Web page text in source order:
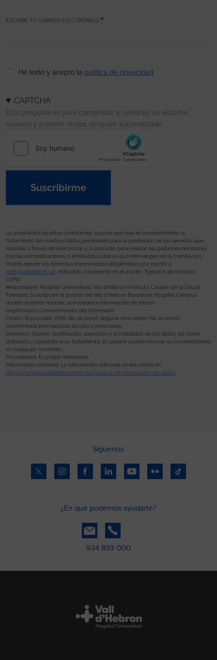
ESCRIBE TU CORREO ELECTRÓNICO
He leído y acepto la política de privacidad
CAPTCHA
Esta pregunta es para comprobar si usted es un visitante
humano y prevenir envíos de spam automatizado.
Suscribirme
La aceptación de estas condiciones supone que dais el consentimiento al
tratamiento de vuestros datos personales para la prestación de los servicios que
solicitáis a través de este portal y, si procede, para realizar las gestiones necesarias
con las administraciones o entidades públicas que intervengan en la tramitación.
Podéis ejercer los derechos mencionados dirigiéndoos por escrito a
web@vallhebron.cat, indicando claramente en el asunto “Ejercicio de derecho
LOPD”.
Responsable: Hospital Universitario Vall d’Hebron (Instituto Catalán de la Salud).
Finalidad: Suscripción al boletín del Vall d’Hebron Barcelona Hospital Campus,
donde recibiréis noticias, actividades e información de interés.
Legitimación: Consentimiento del interesado.
Cesión: Sí procede, VHIR. No se prevé ninguna otra cesión. No se prevé
transferencia internacional de datos personales.
Derechos: Acceso, rectificación, supresión y portabilidad de los datos, así como
limitación y oposición a su tratamiento. El usuario puede revocar su consentimiento
en cualquier momento.
Procedencia: El propio interesado.
Información adicional: La información adicional se encuentra en
https://hospital.vallhebron.com/es/politica-de-proteccion-de-datos
Síguenos:
¿En qué podemos ayudarte?
934 893 000